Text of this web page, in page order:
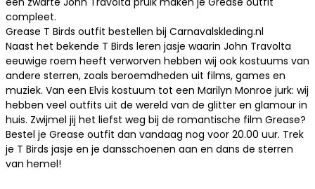
compleet.
Grease T Birds outfit bestellen bij Carnavalskleding.nl
Naast het bekende T Birds leren jasje waarin John Travolta
eeuwige roem heeft verworven hebben wij ook kostuums van
andere sterren, zoals beroemdheden uit films, games en
muziek. Van een Elvis kostuum tot een Marilyn Monroe jurk: wij
hebben veel outfits uit de wereld van de glitter en glamour in
huis. Zwijmel jij het liefst weg bij de romantische film Grease?
Bestel je Grease outfit dan vandaag nog voor 20.00 uur. Trek
je T Birds jasje en je dansschoenen aan en dans de sterren
van hemel!